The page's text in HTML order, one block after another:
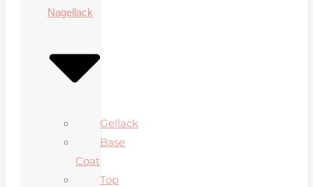
Nagellack
Gellack
Base
Coat
Top